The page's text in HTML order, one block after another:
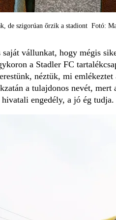
de szigorúan őrzik a stadiont Fotó:
vállunkat, hogy mégis
a Stadler FC
néztük, mi
a tulajdonos nevét,
engedély, a jó ég tudja.